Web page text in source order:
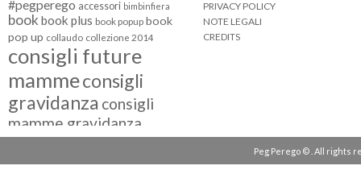
#pegperego accessori bimbinfiera
book book plus book popup book
pop up collaudo collezione 2014
consigli future
mammeconsigli
gravidanza consigli
mamme gravidanza
consigli maternità
eventi peg perego
PRIVACY POLICY
NOTE LEGALI
CREDITS
Peg Perego © . All rights